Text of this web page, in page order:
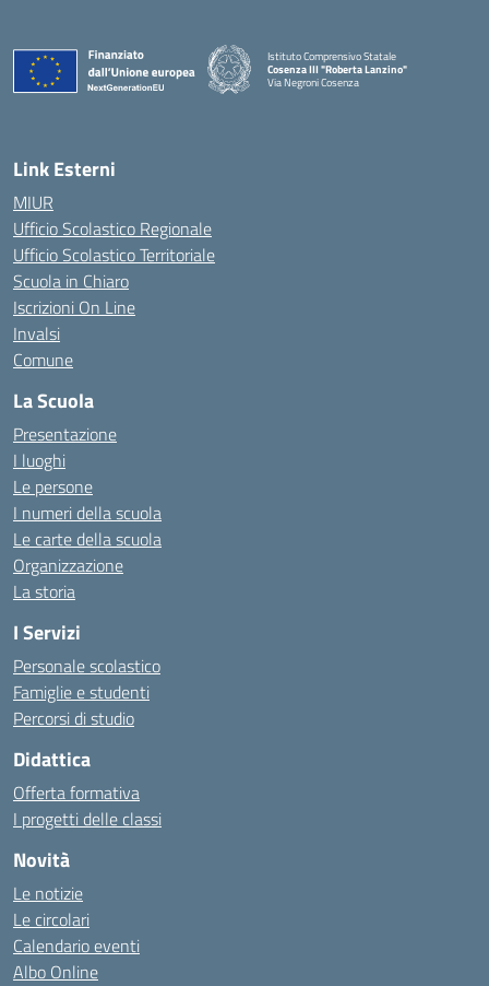
Istituto Comprensivo Statale
Cosenza III "Roberta Lanzino"
Via Negroni Cosenza
— Visita la pagina iniziale della scuola
Link Esterni
MIUR
Ufficio Scolastico Regionale
Ufficio Scolastico Territoriale
Scuola in Chiaro
Iscrizioni On Line
Invalsi
Comune
La Scuola
Presentazione
I luoghi
Le persone
I numeri della scuola
Le carte della scuola
Organizzazione
La storia
I Servizi
Personale scolastico
Famiglie e studenti
Percorsi di studio
Didattica
Offerta formativa
I progetti delle classi
Novità
Le notizie
Le circolari
Calendario eventi
Albo Online